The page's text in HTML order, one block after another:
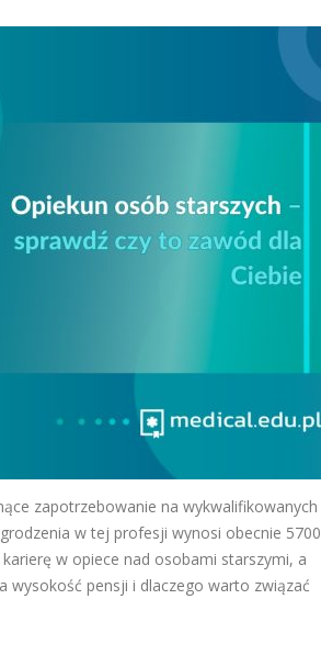
zapotrzebowanie na wykwalifikowanych
w tej profesji wynosi obecnie 5700
w opiece nad osobami starszymi, a
wysokość pensji i dlaczego warto związać